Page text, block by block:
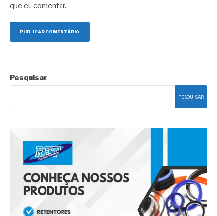
que eu comentar.
Pesquisar
PESQUISAR